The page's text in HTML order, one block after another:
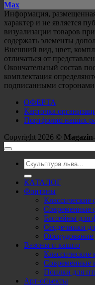
Mах
Информация,
характер и не является
визуализации товаров
содержать элементы
Внешний вид, цвет,
отличаться от
Окончательный состав
комплектация
подписанными
ОФЕРТА
Карточка
Портфолио наших
Copyright 2026 ©
Искать:
КАТАЛОГ
Фонтаны
Классические
Современные
Бассейны для
Сердечники
Оборудование
Вазоны и кашпо
Классические
Современные
Поилки для
Арт-объекты